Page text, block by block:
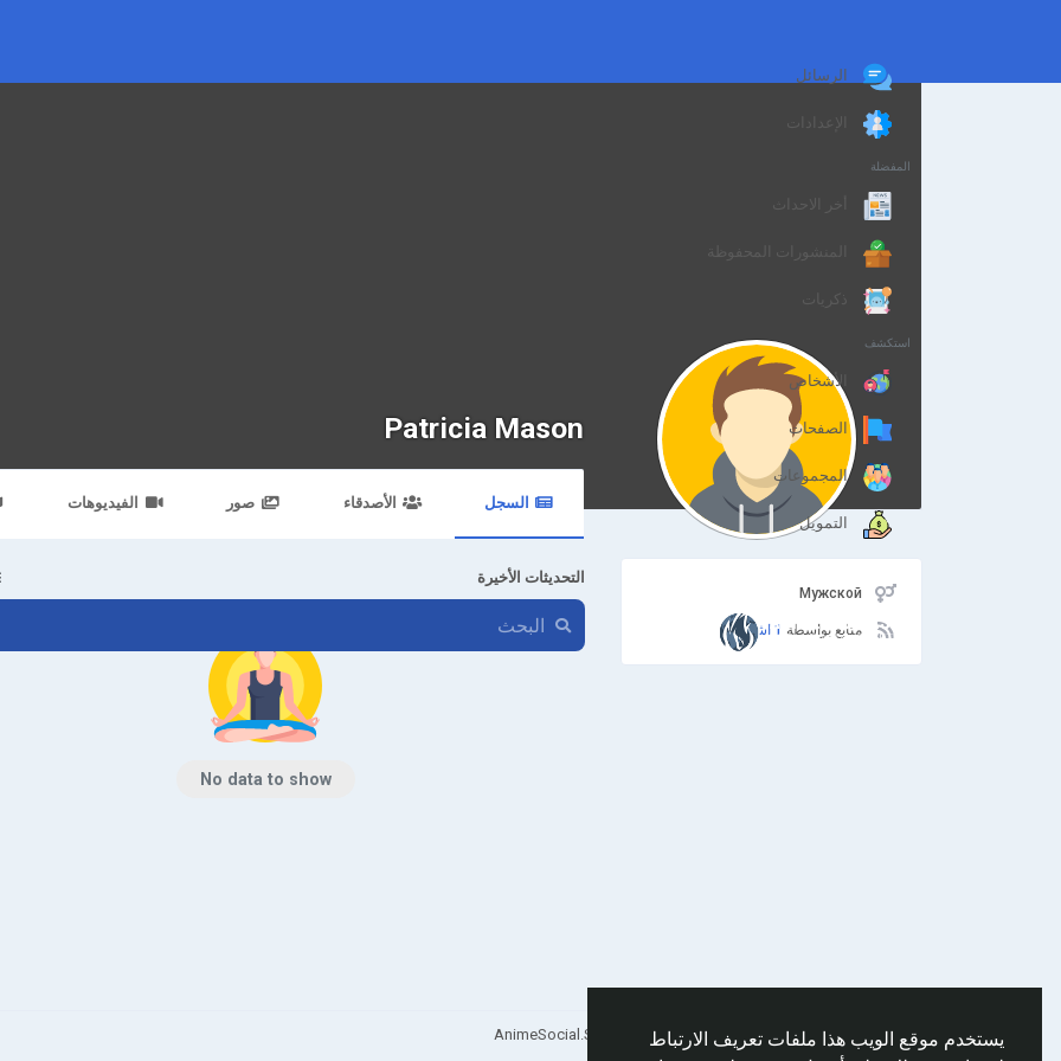
يستخدم موقع الويب هذا ملفات تعريف الارتباط
الرسائل
الإعدادات
المفضلة
أخر الاحداث
المنشورات المحفوظة
ذكريات
استكشف
الأشخاص
الصفحات
المجموعات
التمويل
Patricia Mason
السجل الأصدقاء صور الفيديوهات
Мужской
متابع بواسطة 1 اشخاص
التحديثات الأخيرة
No data to show
© 2026 AnimeSocial.SU - Первая аниме сеть!
Arabic